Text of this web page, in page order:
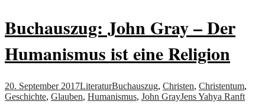
Buchauszug: John Gray – Der
Humanismus ist eine Religion
20. September 2017LiteraturBuchauszug, Christen, Christentum,
Geschichte, Glauben, Humanismus, John GrayJens Yahya Ranft